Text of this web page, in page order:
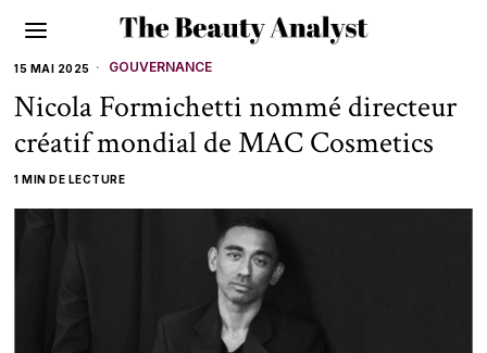
15 MAI 2025 GOUVERNANCE
Nicola Formichetti nommé directeur
créatif mondial de MAC Cosmetics
1 MIN DE LECTURE